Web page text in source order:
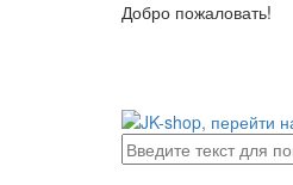
Добро пожаловать!